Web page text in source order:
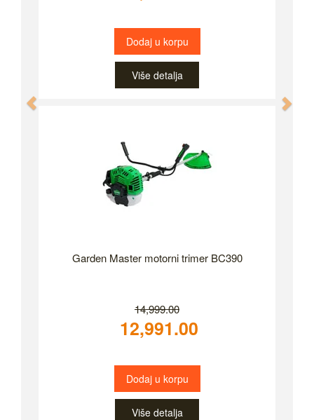
Dodaj u korpu
Više detalja
Garden Master motorni trimer BC390
14,999.00
12,991.00
Dodaj u korpu
Više detalja